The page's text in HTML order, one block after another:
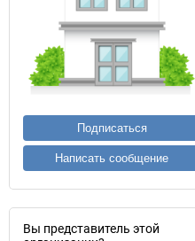
Подписаться
Написать сообщение
Вы представитель этой